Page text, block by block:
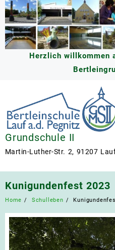
Skip
content
Herzlich willkommen
Grundschule II
Martin-Luther-Str. 2, 91207
Kunigundenfest 2023
Home Schulleben